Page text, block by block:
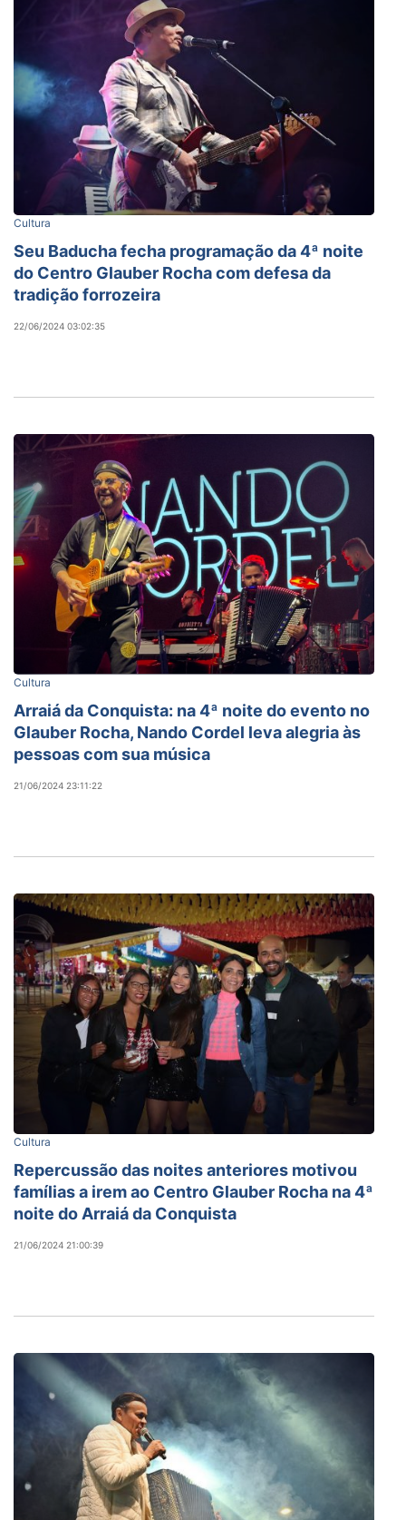
Cultura
Seu Baducha fecha programação da 4ª noite
do Centro Glauber Rocha com defesa da
tradição forrozeira
22/06/2024 03:02:35
Cultura
Arraiá da Conquista: na 4ª noite do evento no
Glauber Rocha, Nando Cordel leva alegria às
pessoas com sua música
21/06/2024 23:11:22
Cultura
Repercussão das noites anteriores motivou
famílias a irem ao Centro Glauber Rocha na 4ª
noite do Arraiá da Conquista
21/06/2024 21:00:39